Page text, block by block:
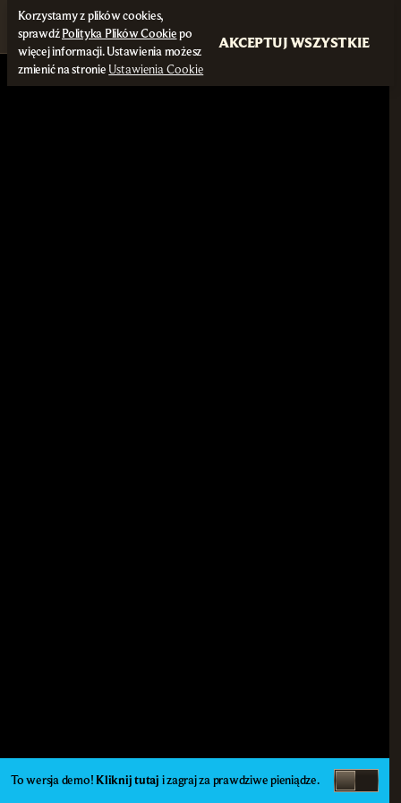
To wersja demo!Kliknij tutaj i zagraj za prawdziwe pieniądze.
Korzystamy z plików cookies,
sprawdźPolityka Plików Cookiepo
więcej informacji. Ustawienia możesz
zmienić na stronie Ustawienia Cookie
AKCEPTUJ WSZYSTKIE